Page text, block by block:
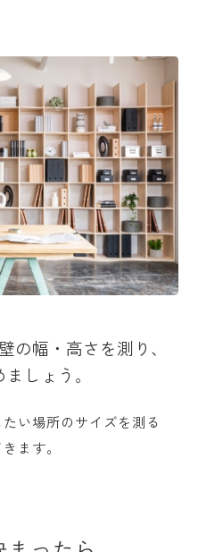
の幅・高さを測り、
しょう。
い場所のサイズを測る
ます。